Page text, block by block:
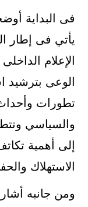
فى البداية
يأتي فى إطار
الإعلام
الوعى بترشيد
تطورات
والسياسي
إلى أهمية
الاستهلاك
ومن جانبه